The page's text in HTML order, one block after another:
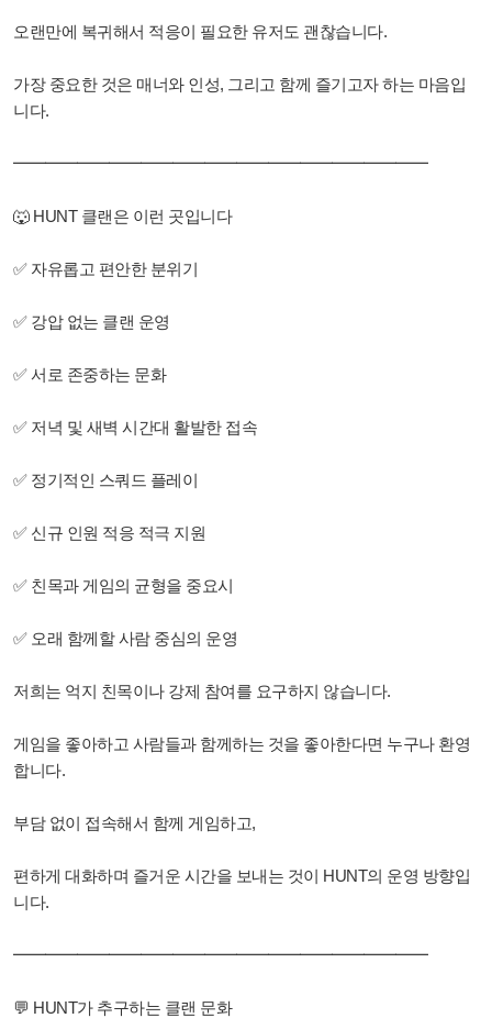
오랜만에 복귀해서 적응이 필요한 유저도 괜찮습니다.
가장 중요한 것은 매너와 인성, 그리고 함께 즐기고자 하는 마음입
니다.
━━━━━━━━━━━━━━━━━━━━━━━━━━
🐺 HUNT 클랜은 이런 곳입니다
✅ 자유롭고 편안한 분위기
✅ 강압 없는 클랜 운영
✅ 서로 존중하는 문화
✅ 저녁 및 새벽 시간대 활발한 접속
✅ 정기적인 스쿼드 플레이
✅ 신규 인원 적응 적극 지원
✅ 친목과 게임의 균형을 중요시
✅ 오래 함께할 사람 중심의 운영
저희는 억지 친목이나 강제 참여를 요구하지 않습니다.
게임을 좋아하고 사람들과 함께하는 것을 좋아한다면 누구나 환영
합니다.
부담 없이 접속해서 함께 게임하고,
편하게 대화하며 즐거운 시간을 보내는 것이 HUNT의 운영 방향입
니다.
━━━━━━━━━━━━━━━━━━━━━━━━━━
💬 HUNT가 추구하는 클랜 문화